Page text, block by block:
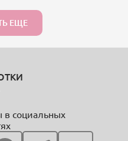
ЕЩЕ
социальных